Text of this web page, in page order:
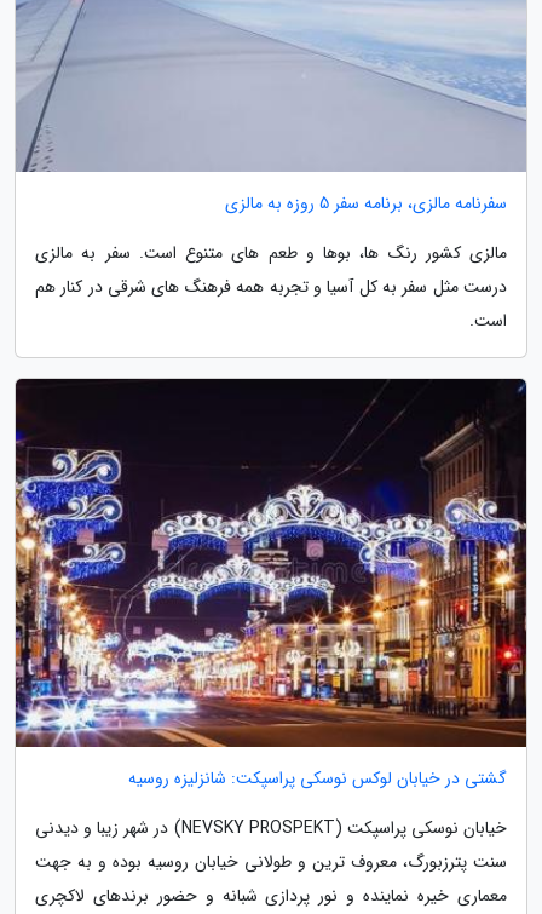
سفرنامه مالزی، برنامه سفر 5 روزه به مالزی
مالزی کشور رنگ ها، بوها و طعم های متنوع است. سفر به مالزی
درست مثل سفر به کل آسیا و تجربه همه فرهنگ های شرقی در کنار هم
است.
گشتی در خیابان لوکس نوسکی پراسپکت: شانزلیزه روسیه
خیابان نوسکی پراسپکت (NEVSKY PROSPEKT) در شهر زیبا و دیدنی
سنت پترزبورگ، معروف ترین و طولانی خیابان روسیه بوده و به جهت
معماری خیره نماینده و نور پردازی شبانه و حضور برندهای لاکچری